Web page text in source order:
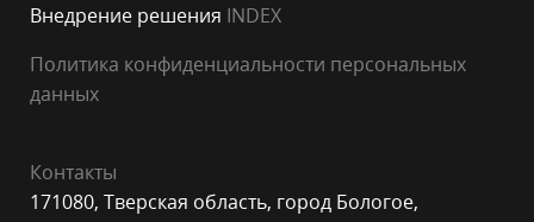
Внедрение решения INDEX
Политика конфиденциальности персональных
данных
Контакты
171080, Тверская область, город Бологое,